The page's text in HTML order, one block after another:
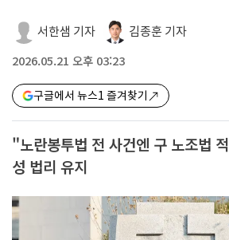
서한샘 기자 김종훈 기자
2026.05.21 오후 03:23
구글에서 뉴스1 즐겨찾기
"노란봉투법 전 사건엔 구 노조법
성 법리 유지